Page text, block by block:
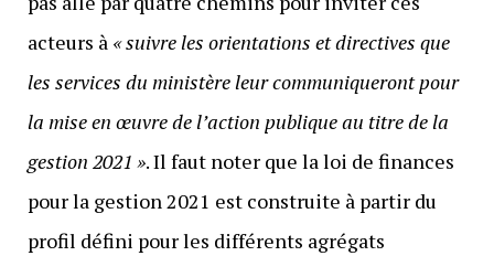
acteurs à « suivre les orientations et directives que
les services du ministère leur communiqueront pour
la mise en œuvre de l’action publique au titre de la
gestion 2021 ». Il faut noter que la loi de finances
pour la gestion 2021 est construite à partir du
profil défini pour les différents agrégats